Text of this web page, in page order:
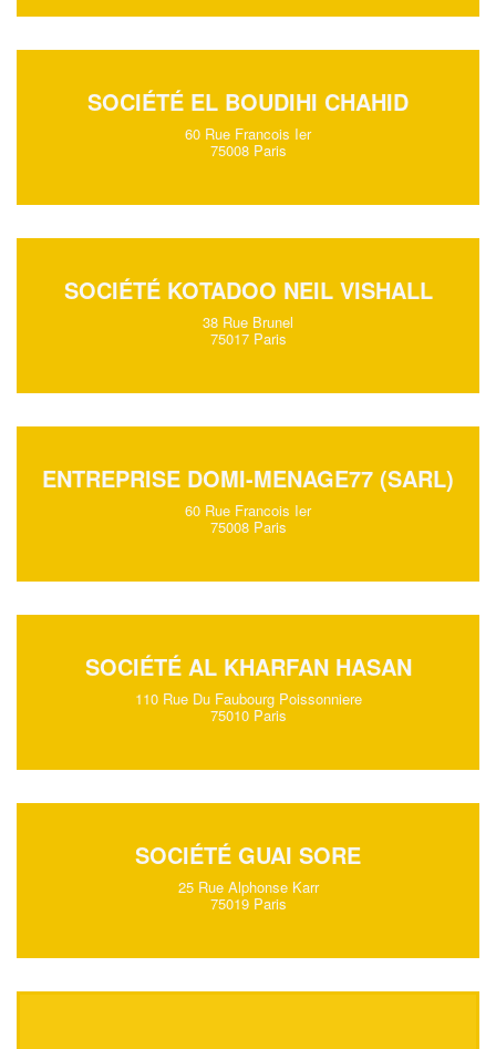
SOCIÉTÉ EL BOUDIHI CHAHID
60 Rue Francois Ier
75008 Paris
SOCIÉTÉ KOTADOO NEIL VISHALL
38 Rue Brunel
75017 Paris
ENTREPRISE DOMI-MENAGE77 (SARL)
60 Rue Francois Ier
75008 Paris
SOCIÉTÉ AL KHARFAN HASAN
110 Rue Du Faubourg Poissonniere
75010 Paris
SOCIÉTÉ GUAI SORE
25 Rue Alphonse Karr
75019 Paris